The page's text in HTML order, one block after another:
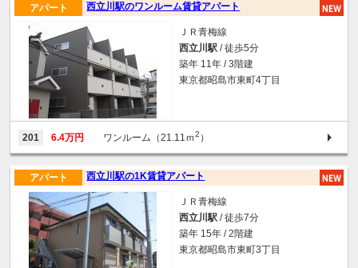
西立川駅のワンルーム賃貸アパート
アパート
ＪＲ青梅線
西立川駅 / 徒歩5分
築年 11年 / 3階建
東京都昭島市東町4丁目
201 6.4万円 ワンルーム（21.11ｍ2 ）
西立川駅の1K賃貸アパート
アパート
ＪＲ青梅線
西立川駅 / 徒歩7分
築年 15年 / 2階建
東京都昭島市東町3丁目